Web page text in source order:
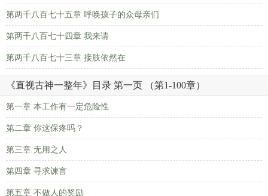
第两千八百七十五章 呼唤孩子的众母亲们
第两千八百七十四章 我来请
第两千八百七十三章 接肢依然在
《直视古神一整年》目录 第一页 （第1-100章）
第一章 本工作有一定危险性
第二章 你这保疼吗？
第三章 无用之人
第四章 寻求谏言
第五章 不做人的奖励